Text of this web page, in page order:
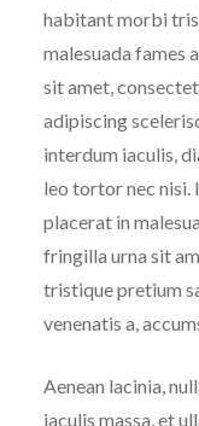
habitant morbi
malesuada fames
sit amet,
adipiscing
interdum iaculis,
leo tortor nec nisi.
placerat in
fringilla urna sit
tristique pretium
venenatis a,
Aenean lacinia,
iaculis massa, et